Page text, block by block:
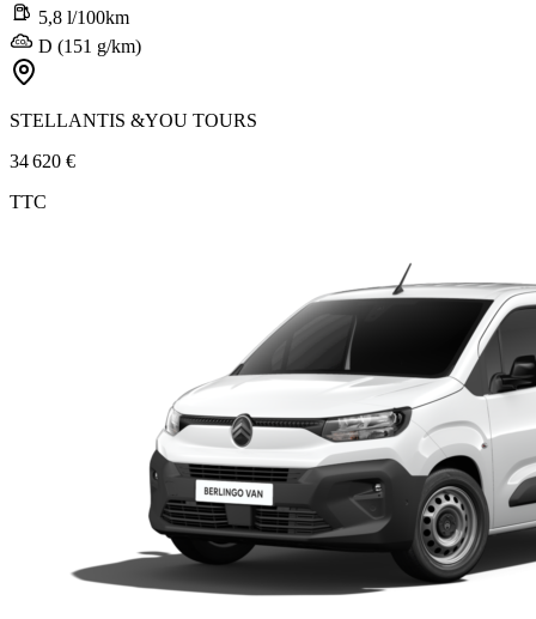
5,8 l/100km
D (151 g/km)
STELLANTIS &YOU TOURS
34 620 €
TTC